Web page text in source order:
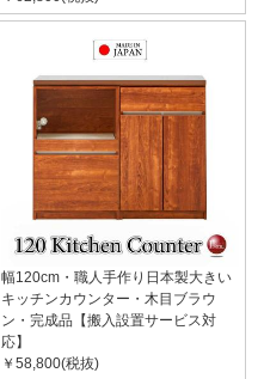
幅120cm・職人手作り日本製大きい
キッチンカウンター・木目ブラウ
ン・完成品【搬入設置サービス対
応】
￥58,800(税抜)